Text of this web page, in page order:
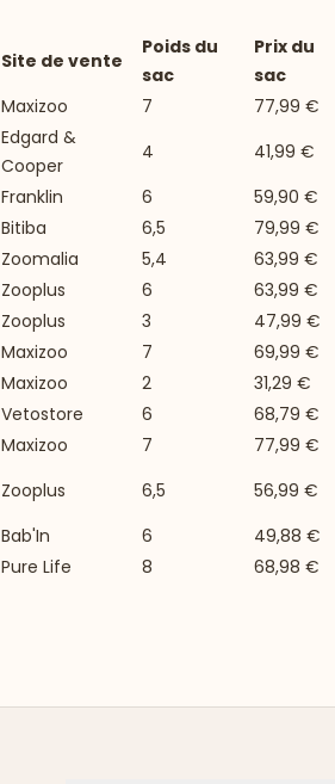
Site de vente
Poids du
sac
Prix du
sac
Maxizoo 7 77,99 €
Edgard &
Cooper
4 41,99 €
Franklin 6 59,90 €
Bitiba 6,5 79,99 €
Zoomalia 5,4 63,99 €
Zooplus 6 63,99 €
Zooplus 3 47,99 €
Maxizoo 7 69,99 €
Maxizoo 2 31,29 €
Vetostore 6 68,79 €
Maxizoo 7 77,99 €
Zooplus 6,5 56,99 €
Bab'In 6 49,88 €
Pure Life 8 68,98 €